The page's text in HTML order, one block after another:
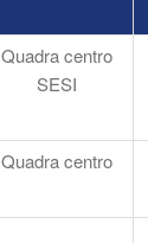
Quadra centro
SESI
Quadra centro